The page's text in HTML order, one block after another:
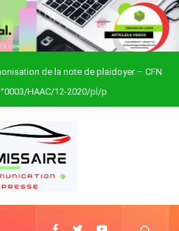
de la note de plaidoyer – CFN
Togo
HAAC/12-2020/pl/p